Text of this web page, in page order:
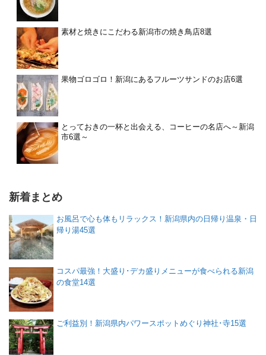
素材と焼きにこだわる新潟市の焼き鳥店8選
果物ゴロゴロ！新潟にあるフルーツサンドのお店6選
とっておきの一杯と出会える、コーヒーの名店へ～新潟
市6選～
新着まとめ
お風呂で心も体もリラックス！新潟県内の日帰り温泉・日
帰り湯45選
コスパ最強！大盛り･デカ盛りメニューが食べられる新潟
の食堂14選
ご利益別！新潟県内パワースポットめぐり神社･寺15選